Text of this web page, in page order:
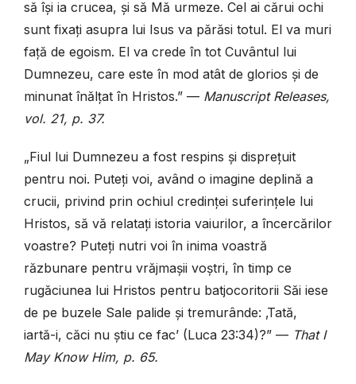
să își ia crucea, și să Mă urmeze. Cel ai cărui ochi
sunt fixați asupra lui Isus va părăsi totul. El va muri
față de egoism. El va crede în tot Cuvântul lui
Dumnezeu, care este în mod atât de glorios și de
minunat înălțat în Hristos.” — Manuscript Releases,
vol. 21, p. 37.
„Fiul lui Dumnezeu a fost respins și disprețuit
pentru noi. Puteți voi, având o imagine deplină a
crucii, privind prin ochiul credinței suferințele lui
Hristos, să vă relatați istoria vaiurilor, a încercărilor
voastre? Puteți nutri voi în inima voastră
răzbunare pentru vrăjmașii voștri, în timp ce
rugăciunea lui Hristos pentru batjocoritorii Săi iese
de pe buzele Sale palide și tremurânde: ‚Tată,
iartă-i, căci nu știu ce fac’ (Luca 23:34)?” — That I
May Know Him, p. 65.